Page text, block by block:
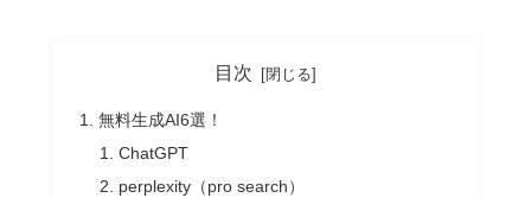
目次
無料生成AI6選！
ChatGPT
perplexity（pro search）